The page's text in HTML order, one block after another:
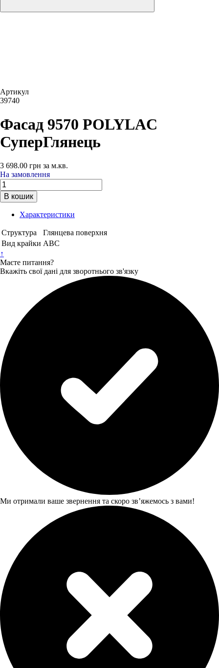
Артикул
39740
Фасад 9570 POLYLAC
СуперГлянець
3 698.00 грн за м.кв.
На замовлення
В кошик
Характеристики
Структура
Глянцева поверхня
Вид крайки ABC
↑
Маєте питання?
Вкажіть свої дані для зворотнього зв'язку
Ми отримали ваше звернення та скоро звʼяжемось з вами!